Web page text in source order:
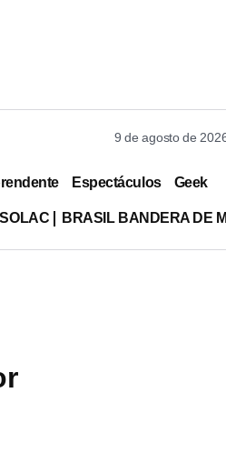
9 de agosto de
Espectáculos Geek
BRASIL BANDERA DE